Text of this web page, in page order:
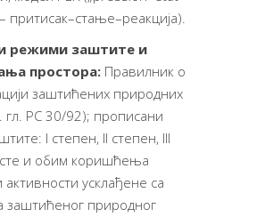
при­ти­сак–ста­ње–ре­ак­ци­ја).
режими заштите и
простора: Правилник о
заштићених природних
гл. РС 30/92); прописани
I степен, II степен, III
и обим коришћења
усклађене са
заштићеног природног